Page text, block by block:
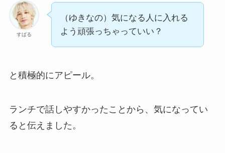
すばる
（ゆきなの）気になる人に入れる
よう頑張っちゃっていい？
と積極的にアピール。
ランチで話しやすかったことから、気になってい
ると伝えました。